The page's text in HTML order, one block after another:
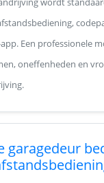
Een professionele
oneffenheden en
garagedeur